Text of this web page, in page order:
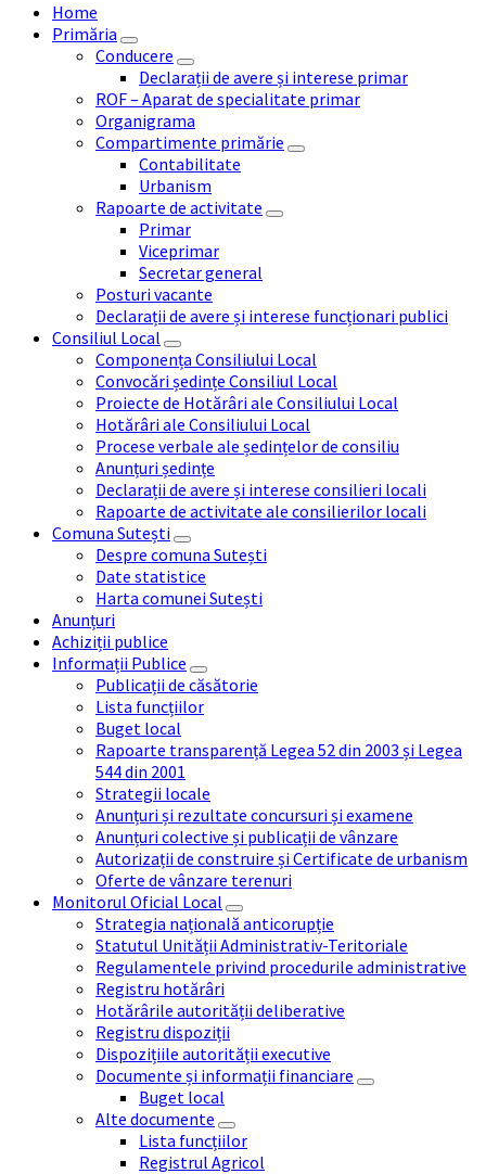
Home
Primăria
Conducere
Declarații de avere și interese primar
ROF – Aparat de specialitate primar
Organigrama
Compartimente primărie
Contabilitate
Urbanism
Rapoarte de activitate
Primar
Viceprimar
Secretar general
Posturi vacante
Declarații de avere și interese funcționari publici
Consiliul Local
Componența Consiliului Local
Convocări ședințe Consiliul Local
Proiecte de Hotărâri ale Consiliului Local
Hotărâri ale Consiliului Local
Procese verbale ale ședințelor de consiliu
Anunțuri ședințe
Declarații de avere și interese consilieri locali
Rapoarte de activitate ale consilierilor locali
Comuna Sutești
Despre comuna Sutești
Date statistice
Harta comunei Sutești
Anunțuri
Achiziții publice
Informații Publice
Publicații de căsătorie
Lista funcțiilor
Buget local
Rapoarte transparență Legea 52 din 2003 și Legea
544 din 2001
Strategii locale
Anunțuri și rezultate concursuri și examene
Anunțuri colective și publicații de vânzare
Autorizații de construire și Certificate de urbanism
Oferte de vânzare terenuri
Monitorul Oficial Local
Strategia națională anticorupție
Statutul Unității Administrativ-Teritoriale
Regulamentele privind procedurile administrative
Registru hotărâri
Hotărârile autorității deliberative
Registru dispoziții
Dispozițiile autorității executive
Documente și informații financiare
Buget local
Alte documente
Lista funcțiilor
Registrul Agricol